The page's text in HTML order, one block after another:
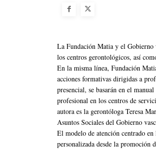
La Fundación Matia y el Gobierno
los centros gerontológicos, así
En la misma línea, Fundación
acciones formativas dirigidas a
presencial, se basarán en el
profesional en los centros de
autora es la gerontóloga Teresa
Asuntos Sociales del Gobierno
El modelo de atención centrado
personalizada desde la